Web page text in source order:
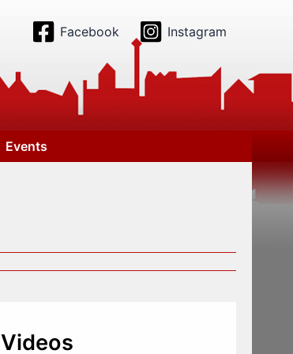
Facebook Instagram
Events
Videos